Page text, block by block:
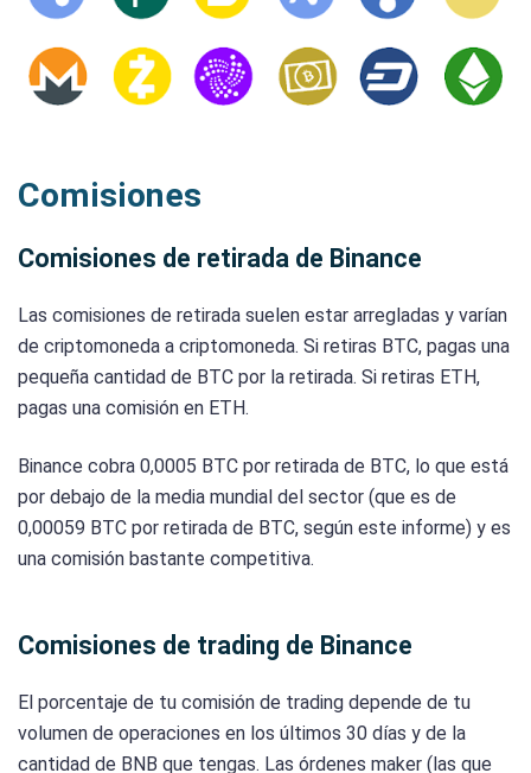
Comisiones
Comisiones de retirada de Binance
Las comisiones de retirada suelen estar arregladas y varían
de criptomoneda a criptomoneda. Si retiras BTC, pagas una
pequeña cantidad de BTC por la retirada. Si retiras ETH,
pagas una comisión en ETH.
Binance cobra 0,0005 BTC por retirada de BTC, lo que está
por debajo de la media mundial del sector (que es de
0,00059 BTC por retirada de BTC, según este informe) y es
una comisión bastante competitiva.
Comisiones de trading de Binance
El porcentaje de tu comisión de trading depende de tu
volumen de operaciones en los últimos 30 días y de la
cantidad de BNB que tengas. Las órdenes maker (las que